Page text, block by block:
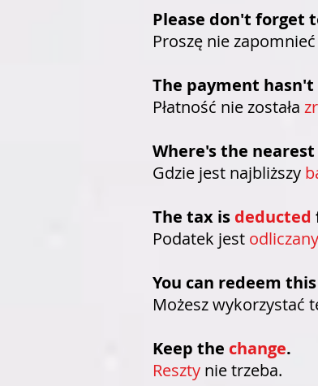
Please don't forget
Proszę nie zapomnieć
The payment hasn't
Płatność nie została
Where's the nearest
Gdzie jest najbliższy
The tax is deducted
Podatek jest odliczany
You can redeem this
Możesz wykorzystać
Keep the change.
Reszty nie trzeba.